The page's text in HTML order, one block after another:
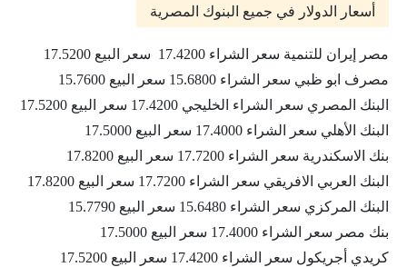
أسعار الدولار في جميع البنوك المصرية
مصر إيران للتنمية سعر الشراء 17.4200 سعر البيع 17.5200
مصرف ابو ظبي سعر الشراء 15.6800 سعر البيع 15.7600
البنك المصري سعر الشراء الخليجي 17.4200 سعر البيع 17.5200
البنك الأهلي سعر الشراء 17.4000 سعر البيع 17.5000
بنك الاسكندرية سعر الشراء 17.7200 سعر البيع 17.8200
البنك العربي الافريقي سعر الشراء 17.7200 سعر البيع 17.8200
البنك المركزي سعر الشراء 15.6480 سعر البيع 15.7790
بنك مصر سعر الشراء 17.4000 سعر البيع 17.5000
كريدي أجريكول سعر الشراء 17.4200 سعر البيع 17.5200